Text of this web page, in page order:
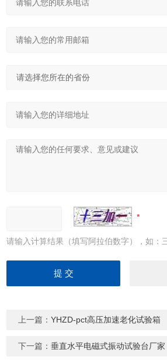
请输入计算结果（填写阿拉伯数字），如：
上一篇：YHZD-pct高压加速老化试验箱
下一篇：垂直水平电磁式振动试验台厂家